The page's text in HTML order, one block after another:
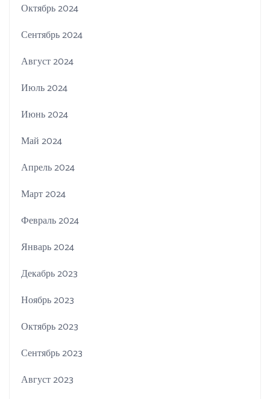
Октябрь 2024
Сентябрь 2024
Август 2024
Июль 2024
Июнь 2024
Май 2024
Апрель 2024
Март 2024
Февраль 2024
Январь 2024
Декабрь 2023
Ноябрь 2023
Октябрь 2023
Сентябрь 2023
Август 2023